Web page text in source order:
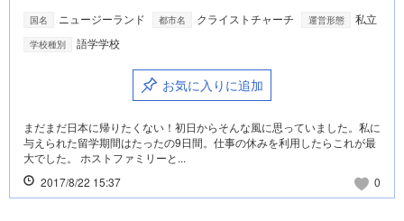
国名 ニュージーランド 都市名 クライストチャーチ 運営形態 私立
学校種別 語学学校
お気に入りに追加
まだまだ日本に帰りたくない！初日からそんな風に思っていました。私に
与えられた留学期間はたったの9日間。仕事の休みを利用したらこれが最
大でした。 ホストファミリーと...
2017/8/22 15:37
0